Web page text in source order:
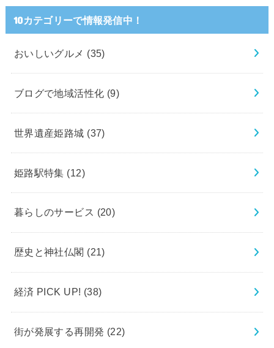
10カテゴリーで情報発信中！
おいしいグルメ (35)
ブログで地域活性化 (9)
世界遺産姫路城 (37)
姫路駅特集 (12)
暮らしのサービス (20)
歴史と神社仏閣 (21)
経済 PICK UP! (38)
街が発展する再開発 (22)